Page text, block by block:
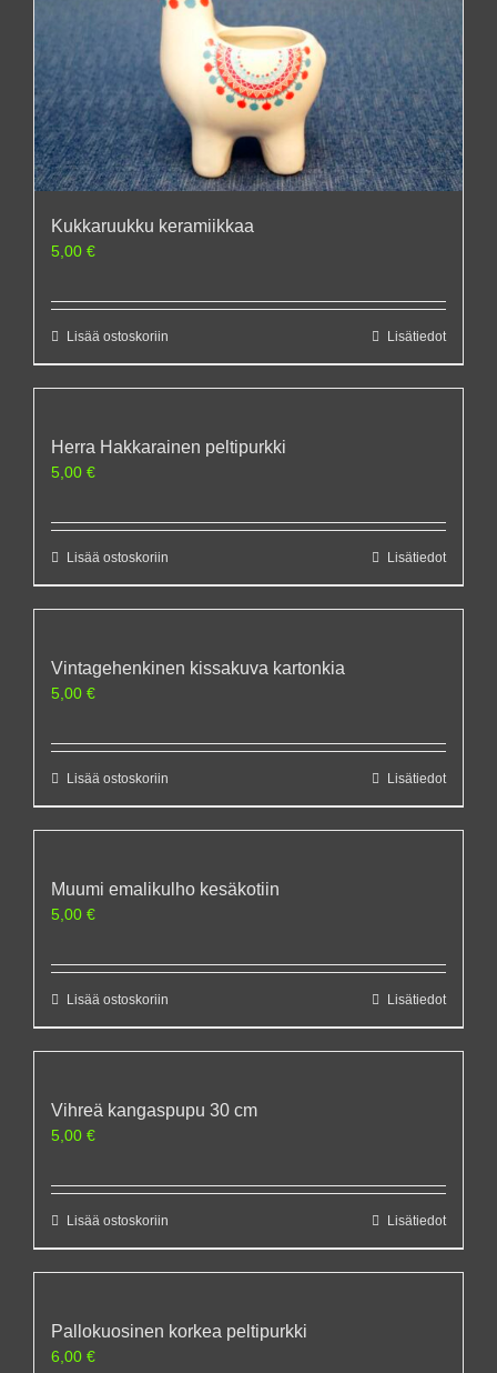
Kukkaruukku keramiikkaa
5,00 €
Lisää ostoskoriin Lisätiedot
Herra Hakkarainen peltipurkki
5,00 €
Lisää ostoskoriin Lisätiedot
Vintagehenkinen kissakuva kartonkia
5,00 €
Lisää ostoskoriin Lisätiedot
Muumi emalikulho kesäkotiin
5,00 €
Lisää ostoskoriin Lisätiedot
Vihreä kangaspupu 30 cm
5,00 €
Lisää ostoskoriin Lisätiedot
Pallokuosinen korkea peltipurkki
6,00 €